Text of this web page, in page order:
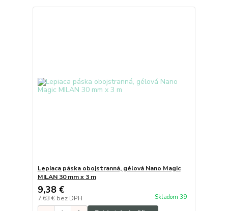
Lepiaca páska obojstranná, gélová Nano Magic
MILAN 30 mm x 3 m
9,38 €
7,63 € bez DPH Skladom 39